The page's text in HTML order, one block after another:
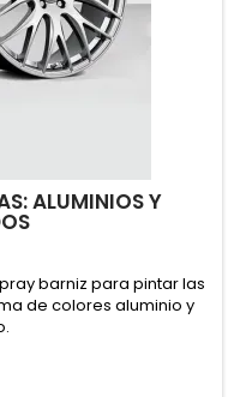
ALUMINIOS Y
barniz para pintar las
de colores aluminio y